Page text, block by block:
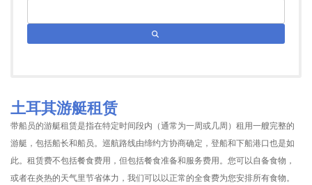
土耳其游艇租赁
带船员的游艇租赁是指在特定时间段内（通常为一周或几周）租用一艘完整的
游艇，包括船长和船员。巡航路线由缔约方协商确定，登船和下船港口也是如
此。租赁费不包括餐食费用，但包括餐食准备和服务费用。您可以自备食物，
或者在炎热的天气里节省体力，我们可以以正常的全食费为您安排所有食物。